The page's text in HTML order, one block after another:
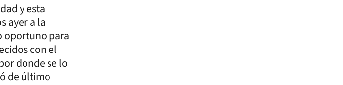
y esta
ayer a la
oportuno para
con el
donde se lo
de último